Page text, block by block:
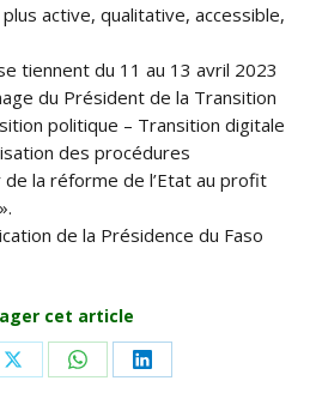
active, qualitative, accessible,
tiennent du 11 au 13 avril 2023
du Président de la Transition
politique – Transition digitale
des procédures
la réforme de l’Etat au profit
de la Présidence du Faso
cet article
Share Share Share